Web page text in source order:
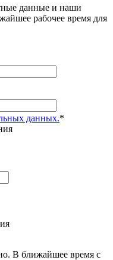
данные и наши
рабочее время для
данных.*
В ближайшее время с